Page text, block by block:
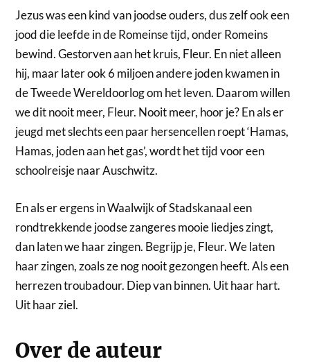
Jezus was een kind van joodse ouders, dus zelf ook een
jood die leefde in de Romeinse tijd, onder Romeins
bewind. Gestorven aan het kruis, Fleur. En niet alleen
hij, maar later ook 6 miljoen andere joden kwamen in
de Tweede Wereldoorlog om het leven. Daarom willen
we dit nooit meer, Fleur. Nooit meer, hoor je? En als er
jeugd met slechts een paar hersencellen roept ‘Hamas,
Hamas, joden aan het gas’, wordt het tijd voor een
schoolreisje naar Auschwitz.
En als er ergens in Waalwijk of Stadskanaal een
rondtrekkende joodse zangeres mooie liedjes zingt,
dan laten we haar zingen. Begrijp je, Fleur. We laten
haar zingen, zoals ze nog nooit gezongen heeft. Als een
herrezen troubadour. Diep van binnen. Uit haar hart.
Uit haar ziel.
Over de auteur